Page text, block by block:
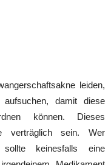
leiden,
damit diese
können. Dieses
verträglich sein. Wer
keinesfalls eine